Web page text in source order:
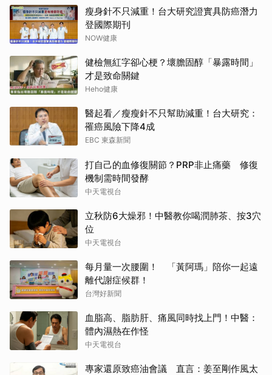
瘦身針不只減重！台大研究證實具防癌潛力
登國際期刊
NOW健康
健檢無紅字卻心梗？壞膽固醇「暴露時間」
才是致命關鍵
Heho健康
醫起看／瘦瘦針不只幫助減重！台大研究：
罹癌風險下降4成
EBC 東森新聞
打自己的血修復關節？PRP非止痛藥 修復
機制需時間發酵
中天電視台
立秋防6大燥邪！中醫教你喝潤肺茶、按3穴
位
中天電視台
每月量一次腰圍！ 「黃阿瑪」陪你一起遠
離代謝症候群！
台灣好新聞
血脂高、脂肪肝、痛風同時找上門！中醫：
體內濕熱在作怪
中天電視台
專家還原致癌油會議 直言：姜至剛作風太